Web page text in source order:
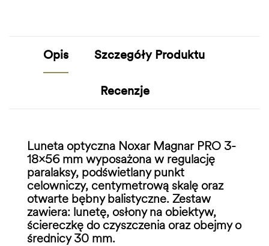
Opis Szczegóły Produktu
Recenzje
Luneta optyczna Noxar Magnar PRO 3-
18x56 mm wyposażona w regulację
paralaksy, podświetlany punkt
celowniczy, centymetrową skalę oraz
otwarte bębny balistyczne. Zestaw
zawiera: lunetę, osłony na obiektyw,
ściereczkę do czyszczenia oraz obejmy o
średnicy 30 mm.